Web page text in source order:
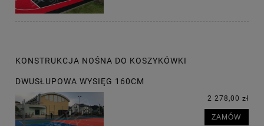
KONSTRUKCJA NOŚNA DO KOSZYKÓWKI
DWUSŁUPOWA WYSIĘG 160CM
2 278,00 zł
ZAMÓW